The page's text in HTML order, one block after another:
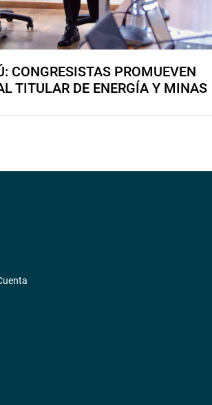
CONGRESISTAS PROMUEVEN
TITULAR DE ENERGÍA Y MINAS